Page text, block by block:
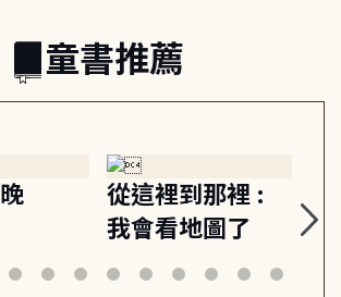
童書推薦
從這裡到那裡 :
我會看地圖了
美